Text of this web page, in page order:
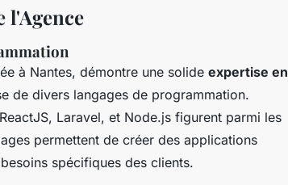
l'Agence
à Nantes, démontre une solide expertise en
de divers langages de programmation.
Laravel, et Node.js figurent parmi les
permettent de créer des applications
spécifiques des clients.